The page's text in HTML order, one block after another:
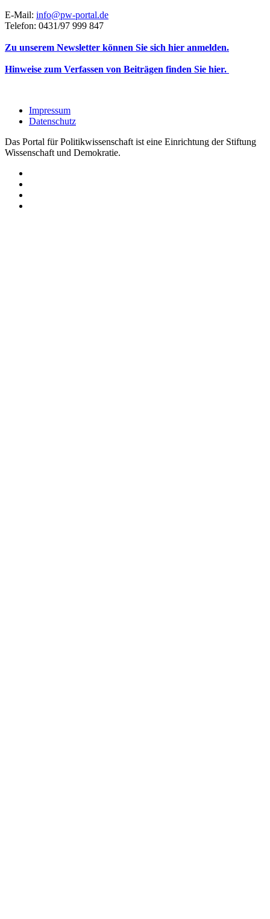
E-Mail: info@pw-portal.de
Telefon: 0431/97 999 847
Zu unserem Newsletter können Sie sich hier anmelden.
Hinweise zum Verfassen von Beiträgen finden Sie hier.
Impressum
Datenschutz
Das Portal für Politikwissenschaft ist eine Einrichtung der Stiftung
Wissenschaft und Demokratie.